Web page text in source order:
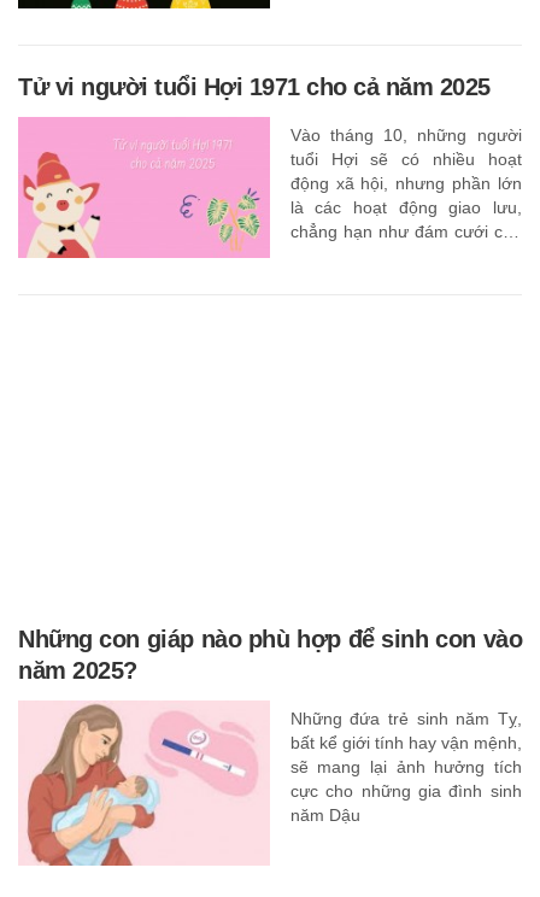
Tử vi người tuổi Hợi 1971 cho cả năm 2025
Vào tháng 10, những người
tuổi Hợi sẽ có nhiều hoạt
động xã hội, nhưng phần lớn
là các hoạt động giao lưu,
chẳng hạn như đám cưới của
Những con giáp nào phù hợp để sinh con vào
năm 2025?
Những đứa trẻ sinh năm Tỵ,
bất kể giới tính hay vận mệnh,
sẽ mang lại ảnh hưởng tích
cực cho những gia đình sinh
năm Dậu